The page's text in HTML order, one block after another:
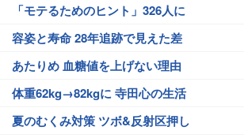
「モテるためのヒント」326人に
容姿と寿命 28年追跡で見えた差
あたりめ 血糖値を上げない理由
体重62kg→82kgに 寺田心の生活
夏のむくみ対策 ツボ&反射区押し